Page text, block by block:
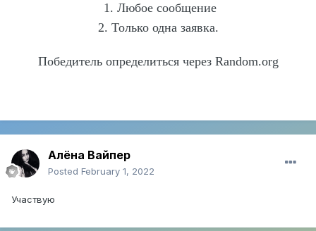
1. Любое сообщение
2. Только одна заявка.
Победитель определиться через Random.org
Алёна Вайпер
Posted February 1, 2022
Участвую